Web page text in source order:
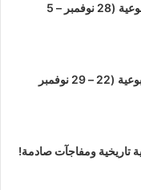
نشرة أخبار الأنمي الأسبوعية (28 نوفمبر – 5
نشرة أخبار المانجا الأسبوعية (22 – 29 نوفمبر